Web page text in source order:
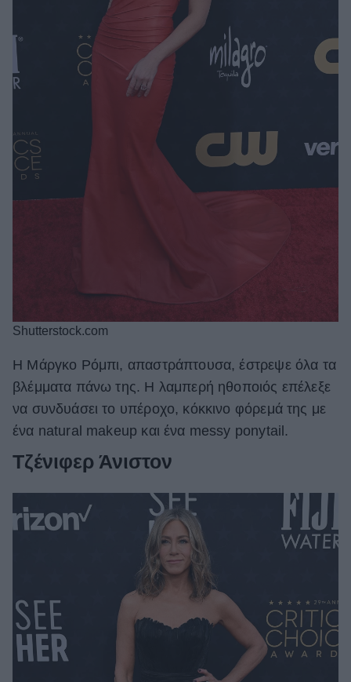
Shutterstock.com
H Μάργκο Ρόμπι, απαστράπτουσα, έστρεψε όλα τα
βλέμματα πάνω της. Η λαμπερή ηθοποιός επέλεξε
να συνδυάσει το υπέροχο, κόκκινο φόρεμά της με
ένα natural makeup και ένα messy ponytail.
Τζένιφερ Άνιστον